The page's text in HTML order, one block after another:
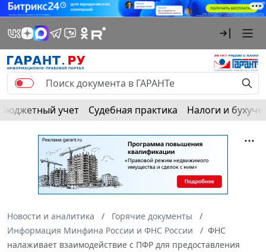
Бюджетный учет Судебная практика Налоги и
Новости и аналитика
Горячие документы
Информация Минфина России и ФНС России
ФНС
налаживает взаимодействие с ПФР для предоставления